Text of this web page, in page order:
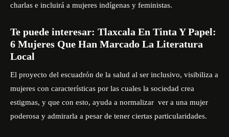
charlas e incluirá a mujeres indígenas y feministas.
Te puede interesar: Tlaxcala En Tinta Y Papel:
6 Mujeres Que Han Marcado La Literatura
Local
El proyecto del escuadrón de la salud al ser inclusivo, visibiliza a
mujeres con características por las cuales la sociedad crea
estigmas, y que con esto, ayuda a normalizar ver a una mujer
poderosa y admirarla a pesar de tener ciertas particularidades.